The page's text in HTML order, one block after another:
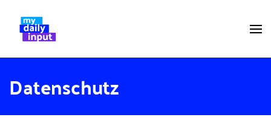
Datenschutz